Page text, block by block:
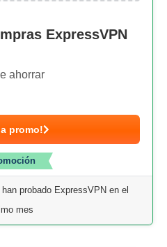
ExpressVPN
ahorrar
promo!
probado ExpressVPN en el
mes